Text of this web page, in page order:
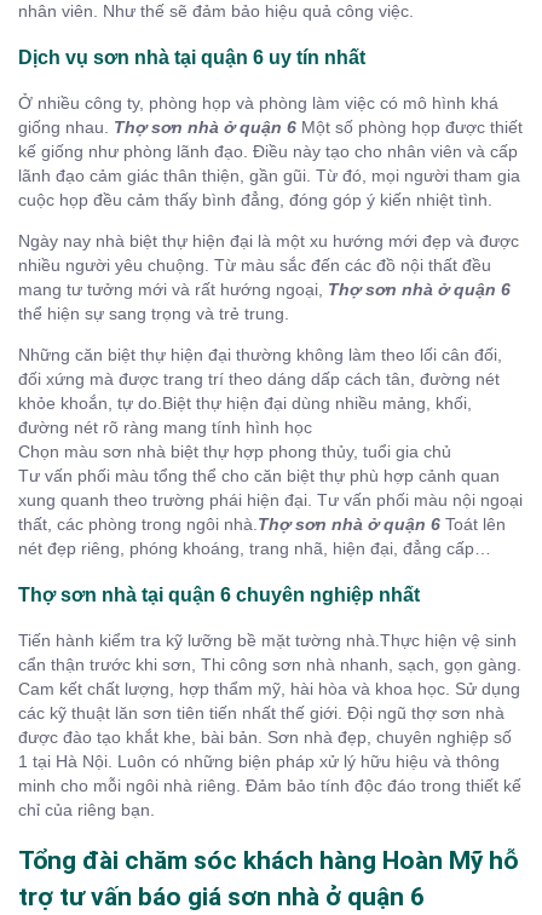
nhân viên. Như thế sẽ đảm bảo hiệu quả công việc.
Dịch vụ sơn nhà tại quận 6 uy tín nhất
Ở nhiều công ty, phòng họp và phòng làm việc có mô hình khá
giống nhau. Thợ sơn nhà ở quận 6 Một số phòng họp được thiết
kế giống như phòng lãnh đạo. Điều này tạo cho nhân viên và cấp
lãnh đạo cảm giác thân thiện, gần gũi. Từ đó, mọi người tham gia
cuộc họp đều cảm thấy bình đẳng, đóng góp ý kiến nhiệt tình.
Ngày nay nhà biệt thự hiện đại là một xu hướng mới đẹp và được
nhiều người yêu chuộng. Từ màu sắc đến các đồ nội thất đều
mang tư tưởng mới và rất hướng ngoại, Thợ sơn nhà ở quận 6
thể hiện sự sang trọng và trẻ trung.
Những căn biệt thự hiện đại thường không làm theo lối cân đối,
đối xứng mà được trang trí theo dáng dấp cách tân, đường nét
khỏe khoắn, tự do.Biệt thự hiện đại dùng nhiều mảng, khối,
đường nét rõ ràng mang tính hình học
Chọn màu sơn nhà biệt thự hợp phong thủy, tuổi gia chủ
Tư vấn phối màu tổng thể cho căn biệt thự phù hợp cảnh quan
xung quanh theo trường phái hiện đại. Tư vấn phối màu nội ngoại
thất, các phòng trong ngôi nhà. Thợ sơn nhà ở quận 6 Toát lên
nét đẹp riêng, phóng khoáng, trang nhã, hiện đại, đẳng cấp…
Thợ sơn nhà tại quận 6 chuyên nghiệp nhất
Tiến hành kiểm tra kỹ lưỡng bề mặt tường nhà.Thực hiện vệ sinh
cẩn thận trước khi sơn, Thi công sơn nhà nhanh, sạch, gọn gàng.
Cam kết chất lượng, hợp thẩm mỹ, hài hòa và khoa học. Sử dụng
các kỹ thuật lăn sơn tiên tiến nhất thế giới. Đội ngũ thợ sơn nhà
được đào tạo khắt khe, bài bản. Sơn nhà đẹp, chuyên nghiệp số
1 tại Hà Nội. Luôn có những biện pháp xử lý hữu hiệu và thông
minh cho mỗi ngôi nhà riêng. Đảm bảo tính độc đáo trong thiết kế
chỉ của riêng bạn.
Tổng đài chăm sóc khách hàng Hoàn Mỹ hỗ
trợ tư vấn báo giá sơn nhà ở quận 6